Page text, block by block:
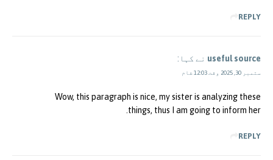
REPLY
useful source نے کہا:
ستمبر 30, 2025 وقت 12:03 شام
Wow, this paragraph is nice, my sister is analyzing these
things, thus I am going to inform her.
REPLY